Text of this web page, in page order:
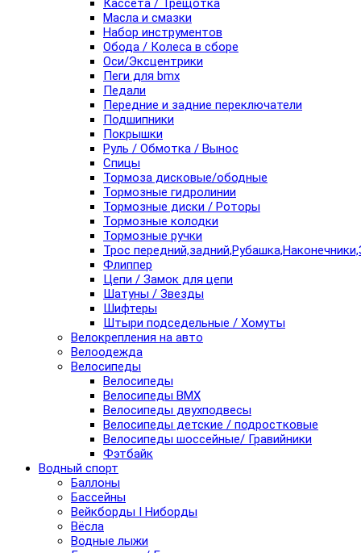
Кассета / Трещотка
Масла и смазки
Набор инструментов
Обода / Колеса в сборе
Оси/Эксцентрики
Пеги для bmx
Педали
Передние и задние переключатели
Подшипники
Покрышки
Руль / Обмотка / Вынос
Спицы
Тормоза дисковые/ободные
Тормозные гидролинии
Тормозные диски / Роторы
Тормозные колодки
Тормозные ручки
Трос
Флиппер
Цепи / Замок для цепи
Шатуны / Звезды
Шифтеры
Штыри подседельные / Хомуты
Велокрепления на авто
Велоодежда
Велосипеды
Велосипеды
Велосипеды BMX
Велосипеды двухподвесы
Велосипеды детские / подростковые
Велосипеды шоссейные/ Гравийники
Фэтбайк
Водный спорт
Баллоны
Бассейны
Вейкборды I Ниборды
Вёсла
Водные лыжи